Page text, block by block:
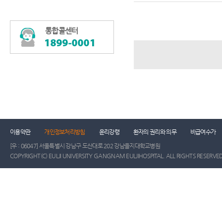
통합콜센터
이용약관 개인정보처리방침 윤리강령 환자의 권리와 의무
비급여수가
[우 : 06047] 서울특별시 강남구 도산대로 202 강남을지대학교병원
COPYRIGHT(C) EULJI UNIVERSITY GANGNAM EULJIHOSPITAL. ALL RIGHTS